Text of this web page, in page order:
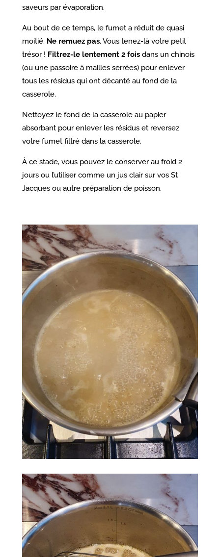
saveurs par évaporation.
Au bout de ce temps, le fumet a réduit de quasi
moitié. Ne remuez pas. Vous tenez-là votre petit
trésor ! Filtrez-le lentement 2 foisdans un chinois
(ou une passoire à mailles serrées) pour enlever
tous les résidus qui ont décanté au fond de la
casserole.
Nettoyez le fond de la casserole au papier
absorbant pour enlever les résidus et reversez
votre fumet filtré dans la casserole.
À ce stade, vous pouvez le conserver au froid 2
jours ou l’utiliser comme un jus clair sur vos St
Jacques ou autre préparation de poisson.